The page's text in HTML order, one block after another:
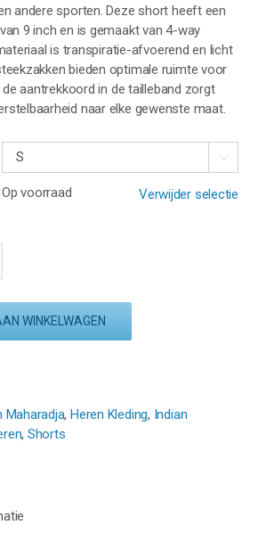
andere sporten. Deze short heeft een
9 inch en is gemaakt van 4-way
is transpiratie-afvoerend en licht
bieden optimale ruimte voor
aantrekkoord in de tailleband zorgt
naar elke gewenste maat.

Op voorraad Verwijder selectie
WINKELWAGEN
Maharadja,Heren Kleding, Indian
, Shorts